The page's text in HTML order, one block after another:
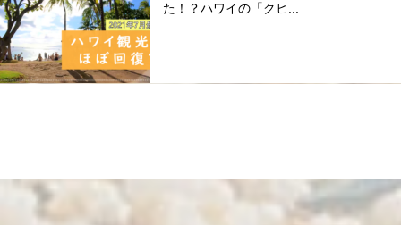
た！？ハワイの「クヒ...